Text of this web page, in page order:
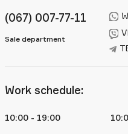
(067) 007-77-11
Sale department
Work schedule:
10:00 - 19:00